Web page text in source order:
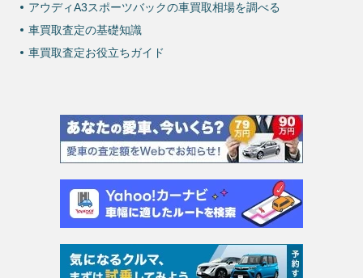
アウディA3スポーツバックの車買取相場を調べる
車買取査定の基礎知識
車買取査定お役立ちガイド